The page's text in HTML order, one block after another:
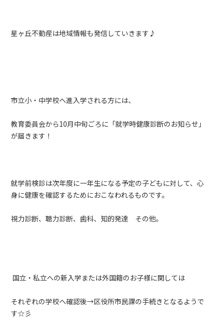
星ヶ丘不動産は地域情報も発信していきます♪
市立小・中学校へ進入学される方には、
教育委員会から10月中旬ごろに「就学時健康診断のお知らせ」
が届きます！
就学前検診は次年度に一年生になる予定の子どもに対して、心
身に健康を確認するためにおこなわれるものです。
視力診断、聴力診断、歯科、知的発達 その他。
国立・私立への新入学または外国籍のお子様に関しては
それぞれの学校へ確認後→区役所市民課の手続きとなるようで
す☆彡